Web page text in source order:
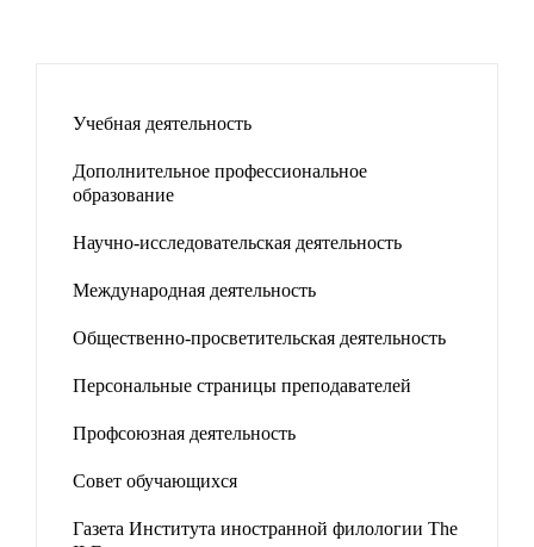
Учебная деятельность
Дополнительное профессиональное
образование
Научно-исследовательская деятельность
Международная деятельность
Общественно-просветительская деятельность
Персональные страницы преподавателей
Профсоюзная деятельность
Совет обучающихся
Газета Института иностранной филологии The